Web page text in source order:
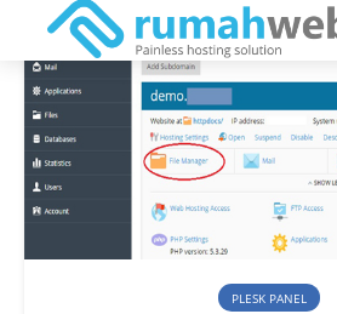
PLESK PANEL